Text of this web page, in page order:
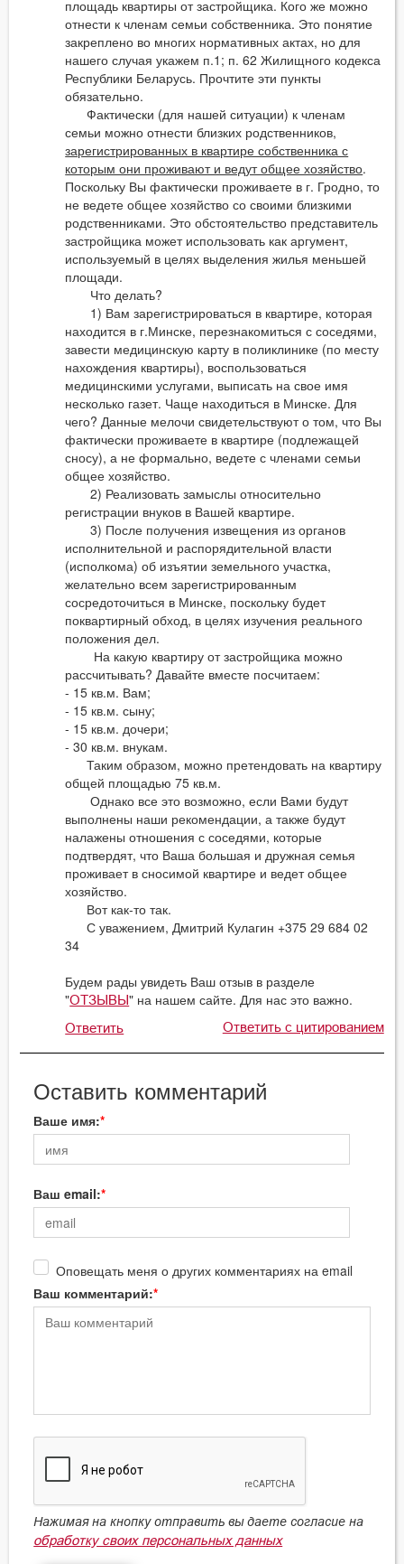
площадь квартиры от застройщика. Кого же можно
отнести к членам семьи собственника. Это понятие
закреплено во многих нормативных актах, но для
нашего случая укажем п.1; п. 62 Жилищного кодекса
Республики Беларусь. Прочтите эти пункты
обязательно.
Фактически (для нашей ситуации) к членам
семьи можно отнести близких родственников,
зарегистрированных в квартире собственника с
которым они проживают и ведут общее хозяйство.
Поскольку Вы фактически проживаете в г. Гродно, то
не ведете общее хозяйство со своими близкими
родственниками. Это обстоятельство представитель
застройщика может использовать как аргумент,
используемый в целях выделения жилья меньшей
площади.
Что делать?
1) Вам зарегистрироваться в квартире, которая
находится в г.Минске, перезнакомиться с соседями,
завести медицинскую карту в поликлинике (по месту
нахождения квартиры), воспользоваться
медицинскими услугами, выписать на свое имя
несколько газет. Чаще находиться в Минске. Для
чего? Данные мелочи свидетельствуют о том, что Вы
фактически проживаете в квартире (подлежащей
сносу), а не формально, ведете с членами семьи
общее хозяйство.
2) Реализовать замыслы относительно
регистрации внуков в Вашей квартире.
3) После получения извещения из органов
исполнительной и распорядительной власти
(исполкома) об изъятии земельного участка,
желательно всем зарегистрированным
сосредоточиться в Минске, поскольку будет
поквартирный обход, в целях изучения реального
положения дел.
На какую квартиру от застройщика можно
рассчитывать? Давайте вместе посчитаем:
- 15 кв.м. Вам;
- 15 кв.м. сыну;
- 15 кв.м. дочери;
- 30 кв.м. внукам.
Таким образом, можно претендовать на квартиру
общей площадью 75 кв.м.
Однако все это возможно, если Вами будут
выполнены наши рекомендации, а также будут
налажены отношения с соседями, которые
подтвердят, что Ваша большая и дружная семья
проживает в сносимой квартире и ведет общее
хозяйство.
Вот как-то так.
С уважением, Дмитрий Кулагин +375 29 684 02
34
Будем рады увидеть Ваш отзыв в разделе
"ОТЗЫВЫ" на нашем сайте. Для нас это важно.
Ответить Ответить с цитированием
Оставить комментарий
Ваше имя:
Ваш email:
Оповещать меня о других комментариях на email
Ваш комментарий:
Нажимая на кнопку отправить вы даете согласие на
обработку своих персональных данных